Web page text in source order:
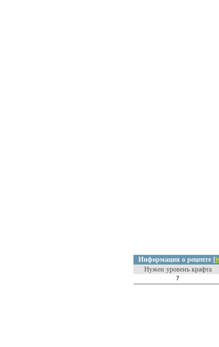
Информация о рецепте [
Нужен уровень крафта
7